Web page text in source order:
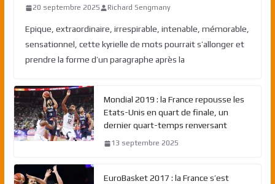
20 septembre 2025 Richard Sengmany
Epique, extraordinaire, irrespirable, intenable, mémorable,
sensationnel, cette kyrielle de mots pourrait s’allonger et
prendre la forme d’un paragraphe après la
Mondial 2019 : la France repousse les
Etats-Unis en quart de finale, un
dernier quart-temps renversant
13 septembre 2025
EuroBasket 2017 : la France s’est